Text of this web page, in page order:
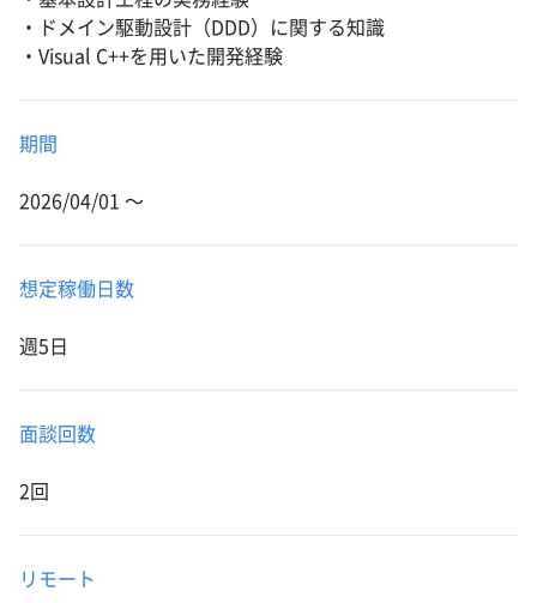
・ドメイン駆動設計（DDD）に関する知識
・Visual C++を用いた開発経験
期間
2026/04/01 〜
想定稼働日数
週5日
面談回数
2回
リモート